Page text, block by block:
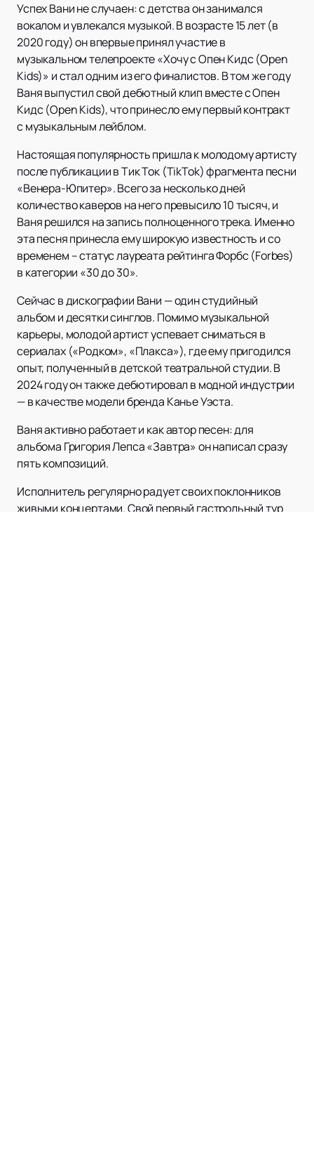
Успех Вани не случаен: с детства он занимался
вокалом и увлекался музыкой. В возрасте 15 лет (в
2020 году) он впервые принял участие в
музыкальном телепроекте «Хочу с Опен Кидс (Open
Kids)» и стал одним из его финалистов. В том же году
Ваня выпустил свой дебютный клип вместе с Опен
Кидс (Open Kids), что принесло ему первый контракт
с музыкальным лейблом.
Настоящая популярность пришла к молодому артисту
после публикации в Тик Ток (TikTok) фрагмента песни
«Венера-Юпитер». Всего за несколько дней
количество каверов на него превысило 10 тысяч, и
Ваня решился на запись полноценного трека. Именно
эта песня принесла ему широкую известность и со
временем – статус лауреата рейтинга Форбс (Forbes)
в категории «30 до 30».
Сейчас в дискографии Вани — один студийный
альбом и десятки синглов. Помимо музыкальной
карьеры, молодой артист успевает сниматься в
сериалах («Родком», «Плакса»), где ему пригодился
опыт, полученный в детской театральной студии. В
2024 году он также дебютировал в модной индустрии
— в качестве модели бренда Канье Уэста.
Ваня активно работает и как автор песен: для
альбома Григория Лепса «Завтра» он написал сразу
пять композиций.
Исполнитель регулярно радует своих поклонников
живыми концертами. Свой первый гастрольный тур